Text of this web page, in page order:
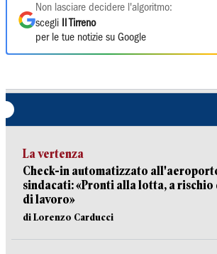
Non lasciare decidere l'algoritmo:
scegli
Il Tirreno
per le tue notizie su Google
La vertenza
Check-in automatizzato
sindacati: «Pronti alla lotta, a rischio
di lavoro»
di Lorenzo Carducci